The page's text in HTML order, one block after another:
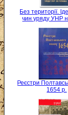
Без території.
чин уряду УНР
Реєстри
1654 р.